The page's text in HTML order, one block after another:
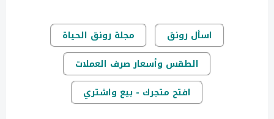
اسأل رونق
مجلة رونق الحياة
الطقس وأسعار صرف العملات
افتح متجرك - بيع واشتري